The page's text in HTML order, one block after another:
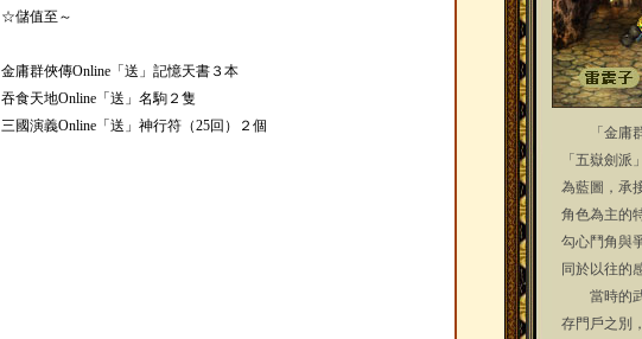
☆儲值至～
金庸群俠傳Online「送」記憶天書３本
吞食天地Online「送」名駒２隻
三國演義Online「送」神行符（25回）２個
「金庸群
「五嶽劍派
為藍圖，承
角色為主的
勾心鬥角與
同於以往的
當時的武
存門戶之別